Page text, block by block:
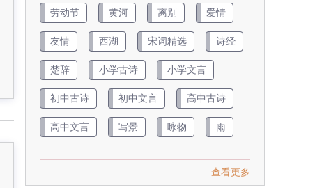
劳动节 黄河 离别 爱情
友情 西湖 宋词精选 诗经
楚辞 小学古诗 小学文言
初中古诗 初中文言 高中古诗
高中文言 写景 咏物 雨
查看更多